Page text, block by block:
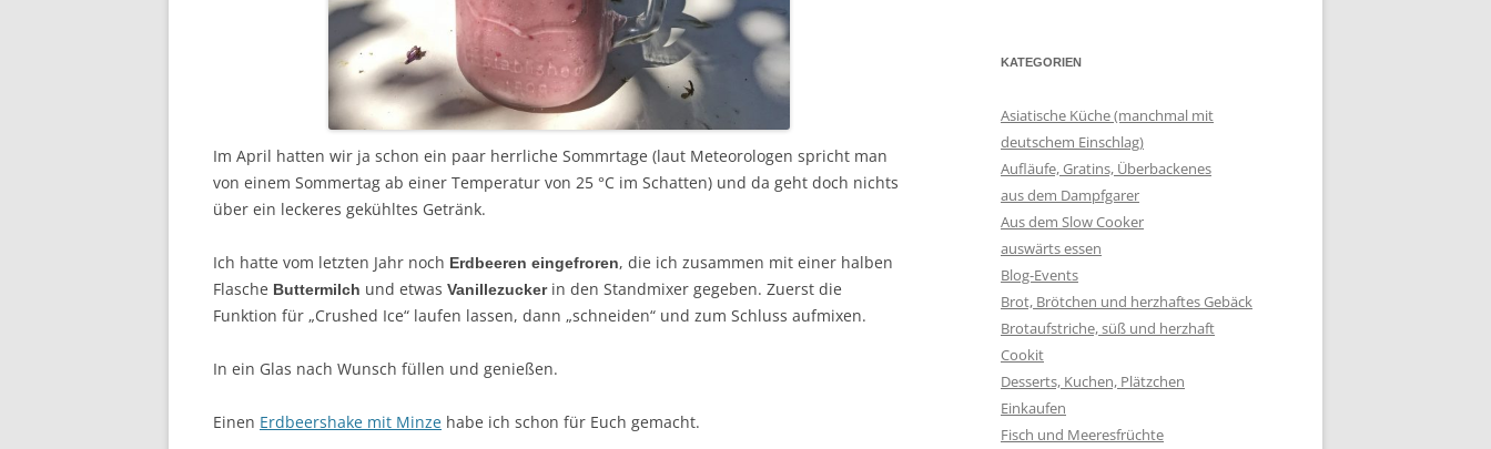
Im April hatten wir ja schon ein paar herrliche Sommrtage (laut Meteorologen spricht man
von einem Sommertag ab einer Temperatur von 25 °C im Schatten) und da geht doch nichts
über ein leckeres gekühltes Getränk.
Ich hatte vom letzten Jahr noch Erdbeeren eingefroren, die ich zusammen mit einer halben
Flasche Buttermilch und etwas Vanillezuckerin den Standmixer gegeben. Zuerst die
Funktion für „Crushed Ice“ laufen lassen, dann „schneiden“ und zum Schluss aufmixen.
In ein Glas nach Wunsch füllen und genießen.
Einen Erdbeershake mit Minze habe ich schon für Euch gemacht.
KATEGORIEN
Asiatische Küche (manchmal mit
deutschem Einschlag)
Aufläufe, Gratins, Überbackenes
aus dem Dampfgarer
Aus dem Slow Cooker
auswärts essen
Blog-Events
Brot, Brötchen und herzhaftes Gebäck
Brotaufstriche, süß und herzhaft
Cookit
Desserts, Kuchen, Plätzchen
Einkaufen
Fisch und Meeresfrüchte